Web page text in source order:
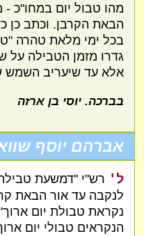
מהו טבול יום במחו"כ -
הבאת הקרבן. וכתב כן
בכל ימי מלאת טהרה
גדרו מזמן הטבילה על
אלא עד שיעריב השמש
בברכה. יוסי בן ארזה
אברהם יוסף
ל' רש"י "דמשעת
לנקבה עד אור הבאת
נקראת טבולת יום
הנקראים טבולי יום